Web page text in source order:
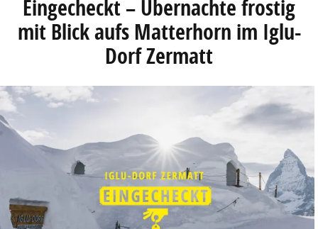
Eingecheckt – Übernachte frostig
mit Blick aufs Matterhorn im Iglu-
Dorf Zermatt